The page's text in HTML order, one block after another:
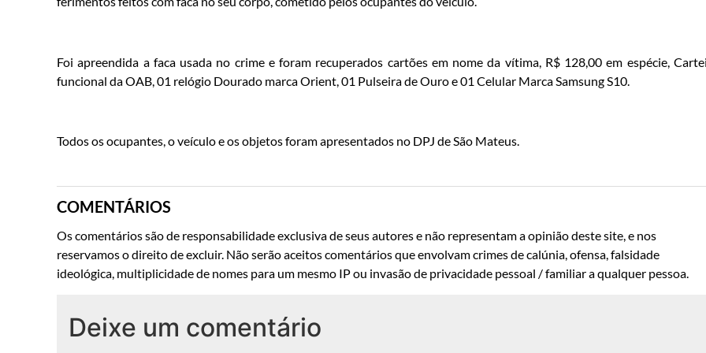
Foi apreendida a faca usada no crime e foram recuperados cartões em nome da vítima, R$ 128,00 em espécie,
funcional da OAB, 01 relógio Dourado marca Orient, 01 Pulseira de Ouro e 01 Celular Marca Samsung S10.
Todos os ocupantes, o veículo e os objetos foram apresentados no DPJ de São Mateus.
COMENTÁRIOS
Os comentários são de responsabilidade exclusiva de seus autores e não representam a opinião deste site, e nos
reservamos o direito de excluir. Não serão aceitos comentários que envolvam crimes de calúnia, ofensa, falsidade
ideológica, multiplicidade de nomes para um mesmo IP ou invasão de privacidade pessoal / familiar a qualquer pessoa.
Deixe um comentário